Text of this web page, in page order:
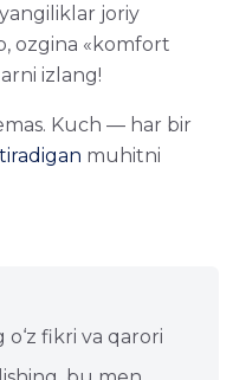
joriy
ozginа «komfort
izlang!
Kuch — har bir
muhitni
o‘z fikri va qarori